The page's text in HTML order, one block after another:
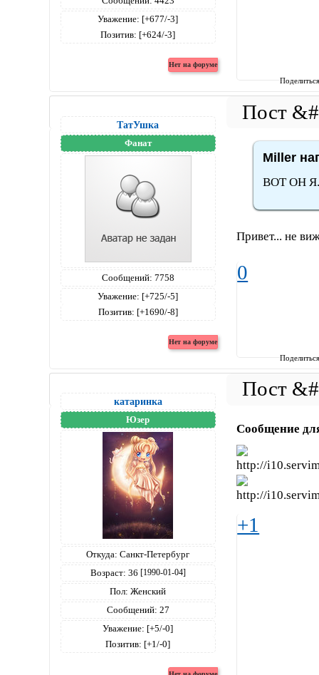
Уважение: [+677/-3]
Позитив: [+624/-3]
ТатУшка
Фанат
Сообщений: 7758
Уважение: [+725/-5]
Позитив: [+1690/-8]
Miller
ВОТ ОН Я.
Привет... не
0
катаринка
Юзер
Откуда: Санкт-Петербург
Возраст: 36 [1990-01-04]
Пол: Женский
Сообщений: 27
Уважение: [+5/-0]
Позитив: [+1/-0]
Сообщение
+1